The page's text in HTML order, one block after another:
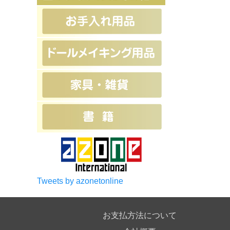
Tweets by azonetonline
お支払方法について